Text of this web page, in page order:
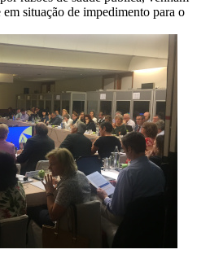
situação de impedimento para o